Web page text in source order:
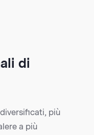
di
più
a più